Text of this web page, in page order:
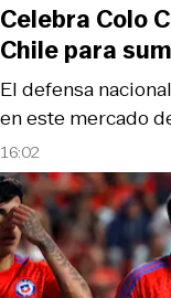
16:02
El defensa
en este mercado
Celebra Colo
Chile para